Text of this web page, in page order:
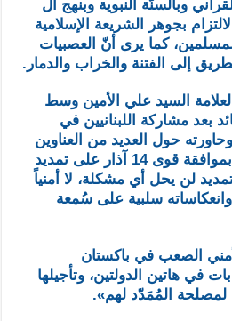
وبالسنّة النبوية وبنهج آل
بجوهر الشريعة الإسلامية
كما يرى أنّ العصبيات
إلى الفتنة والخراب والدمار.
السيد علي الأمين وسط
بعد مشاركة اللبنانيين في
حول العديد من العناوين
المُقلِقة، فقال: «فوجئنا بموافقة قوى 14 آذار على تمديد
لن يحل أي مشكلة، لا أمنياً
وانعكاساته سلبية على سُمعة
الصعب في باكستان
في هاتين الدولتين، وتأجيلها
لمصلحة المُمَدّد لهم».